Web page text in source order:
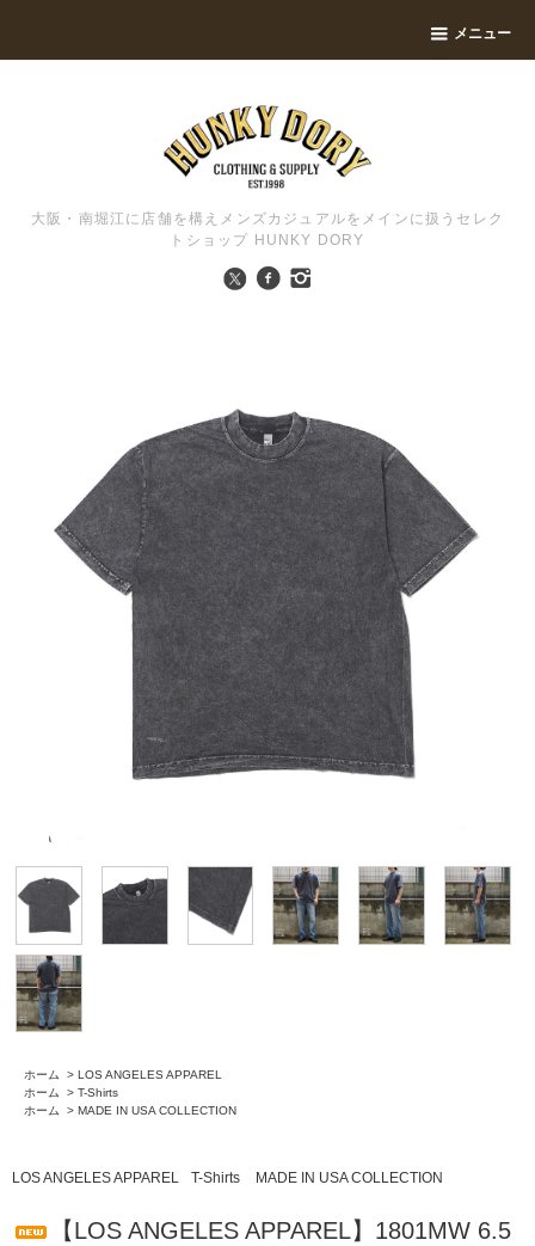
メニュー
大阪・南堀江に店舗を構えメンズカジュアルをメインに扱うセレク
トショップ HUNKY DORY
ホーム > LOS ANGELES APPAREL
ホーム
> T-Shirts
ホーム
> MADE IN USA COLLECTION
LOS ANGELES APPAREL T-Shirts MADE IN USA COLLECTION
【LOS ANGELES APPAREL】1801MW 6.5